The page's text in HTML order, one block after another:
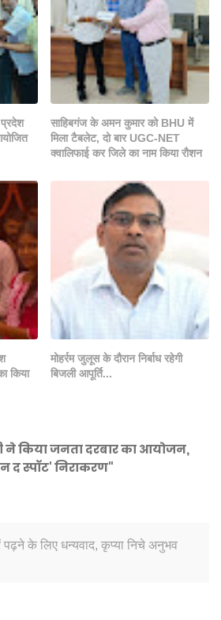
साहिबगंज के अमन कुमार को BHU में
मिला टैबलेट, दो बार UGC-NET
क्वालिफाई कर जिले का नाम किया रौशन
किया
मोहर्रम जुलूस के दौरान निर्बाध रहेगी
बिजली आपूर्ति...
ने किया जनता दरबार का आयोजन,
स्पॉट' निराकरण"
के लिए धन्यवाद, कृप्या निचे अनुभव